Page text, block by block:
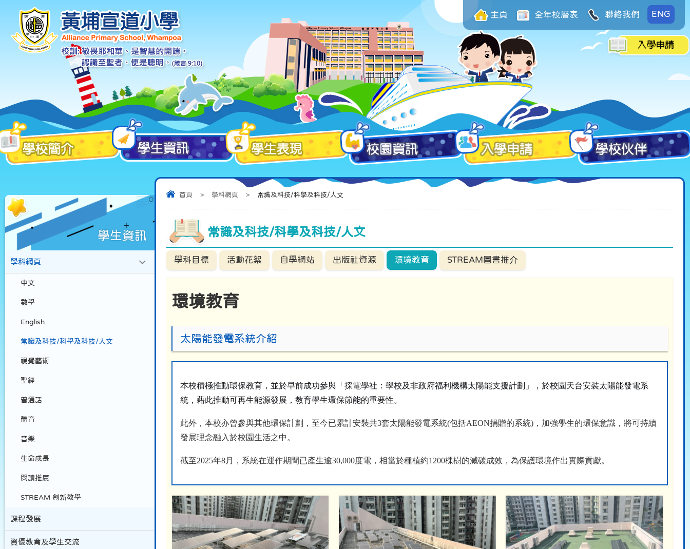
主頁 全年校曆表 聯絡我們 ENG
首頁 > 學科網頁 > 常識及科技/科學及科技/人文
常識及科技/科學及科技/人文
學科目標 活動花絮 自學網站 出版社資源 環境教育 STREAM圖書推介
環境教育
太陽能發電系統介紹
本校積極推動環保教育，並於早前成功參與「採電學社：學校及非政府福利機構太陽能支援計劃」，於校園天台安裝太陽能發電系
統，藉此推動可再生能源發展，教育學生環保節能的重要性。
此外，本校亦曾參與其他環保計劃，至今已累計安裝共3套太陽能發電系統(包括AEON捐贈的系統) ，加強學生的環保意識，將可持續
發展理念融入於校園生活之中。
截至2025年8月，系統在運作期間已產生逾30,000度電，相當於種植約1200棵樹的減碳成效，為保護環境作出實際貢獻。
學生資訊
學科網頁
中文
數學
English
常識及科技/科學及科技/人文
視覺藝術
聖經
普通話
體育
音樂
生命成長
閲讀推廣
STREAM 創新教學
課程發展
資優教育及學生交流